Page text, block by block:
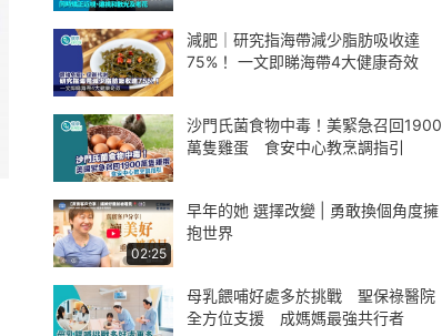
減肥｜研究指海帶減少脂肪吸收達
75%！ 一文即睇海帶4大健康奇效
沙門氏菌食物中毒！美緊急召回1900
萬隻雞蛋 食安中心教烹調指引
02:25
早年的她 選擇改變 | 勇敢換個角度擁
抱世界
母乳餵哺好處多於挑戰 聖保祿醫院
全方位支援 成媽媽最強共行者